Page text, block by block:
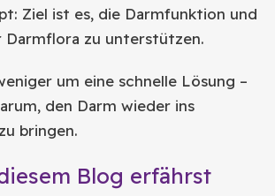
Ziel ist es, die Darmfunktion und
Darmflora zu unterstützen.
um eine schnelle Lösung –
den Darm wieder ins
bringen.
Blog erfährst